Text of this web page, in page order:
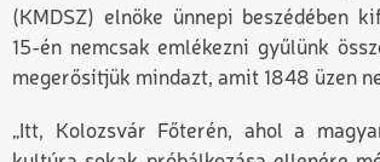
(KMDSZ) elnöke ünnepi beszédében
15-én nemcsak emlékezni gyűlünk
megerősítjük mindazt, amit 1848 üzen
„Itt, Kolozsvár Főterén, ahol a